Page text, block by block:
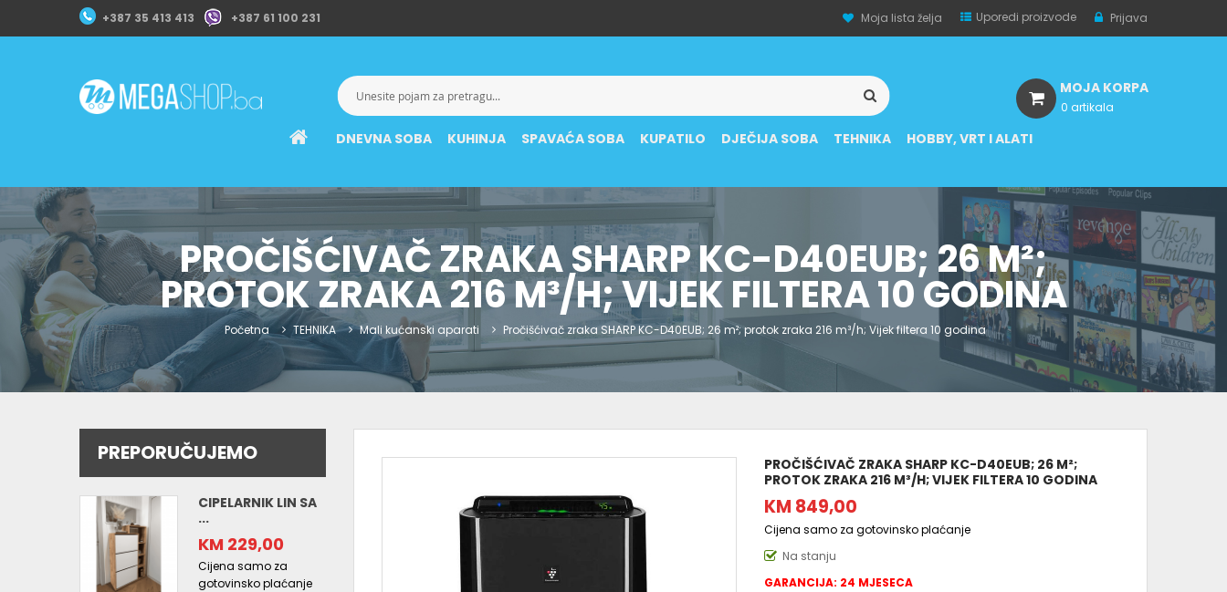
+387 35 413 413 +387 61 100 231 Moja lista želja Uporedi proizvode Prijava
DNEVNA SOBA KUHINJA SPAVAĆA SOBA KUPATILO DJEČIJA SOBA TEHNIKA HOBBY, VRT I ALATI
MOJA KORPA
0 artikala
PROČIŠĆIVAČ ZRAKA SHARP KC-D40EUB; 26 M²;
PROTOK ZRAKA 216 M³/H; VIJEK FILTERA 10 GODINA
Početna TEHNIKA Mali kućanski aparati Pročišćivač zraka SHARP KC-D40EUB; 26 m²; protok zraka 216 m³/h; Vijek filtera 10 godina
PROČIŠĆIVAČ ZRAKA SHARP KC-D40EUB; 26 M²;
PROTOK ZRAKA 216 M³/H; VIJEK FILTERA 10 GODINA
KM 849,00
Cijena samo za gotovinsko plaćanje
Na stanju
GARANCIJA: 24 MJESECA
PREPORUČUJEMO
CIPELARNIK LIN SA
...
KM 229,00
Cijena samo za
gotovinsko plaćanje